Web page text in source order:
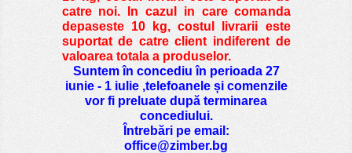
catre noi. In cazul in care comanda
depaseste 10 kg, costul livrarii este
suportat de catre client indiferent de
valoarea totala a produselor.
Suntem în concediu în perioada 27
iunie - 1 iulie ,telefoanele și comenzile
vor fi preluate după terminarea
concediului.
Întrebări pe email:
office@zimber.bg